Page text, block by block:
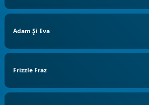
Adam Și Eva
Frizzle Fraz